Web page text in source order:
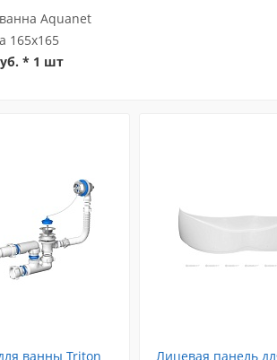
Aquanet
165x165
* 1 шт
ванны Triton Лицевая панель